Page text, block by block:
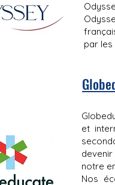
par les
et
notre
Nos